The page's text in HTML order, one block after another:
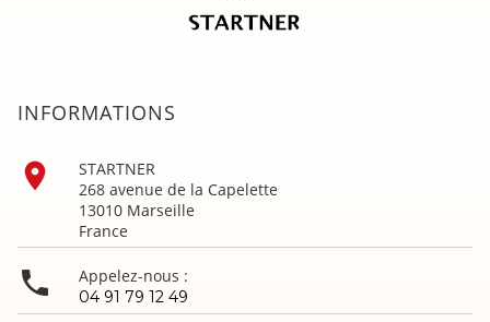
INFORMATIONS

STARTNER
268 avenue de la Capelette
13010 Marseille
France
 Appelez-nous :
04 91 79 12 49